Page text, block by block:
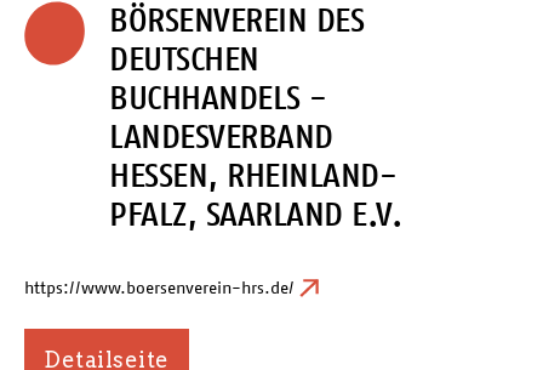
BÖRSENVEREIN DES
DEUTSCHEN
BUCHHANDELS -
LANDESVERBAND
HESSEN, RHEINLAND-
PFALZ, SAARLAND E.V.
https://www.boersenverein-hrs.de/
Detailseite